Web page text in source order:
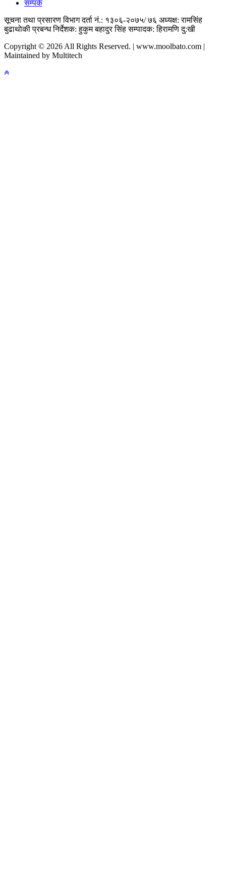
सम्पर्क
सूचना तथा प्रसारण विभाग दर्ता नं.: १३०६-२०७५/ ७६ अध्यक्ष: रामसिंह
बुढाथाेकी प्रबन्ध निर्देशक: हुकुम बहादुर सिंह सम्पादक: हिरामणि दु:खी
Copyright © 2026 All Rights Reserved. | www.moolbato.com |
Maintained by Multitech